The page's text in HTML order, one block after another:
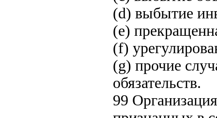
(d) выбытие
(e)
(f)
(g) прочие
обязательств.
99